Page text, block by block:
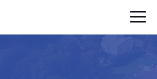
OBECNÍ ÚŘAD